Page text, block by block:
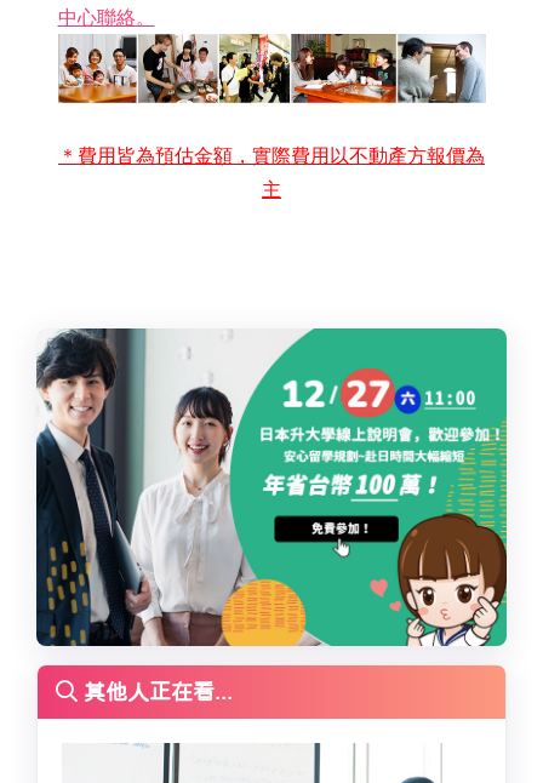
中心聯絡。
＊費用皆為預估金額，實際費用以不動產方報價為
主
其他人正在看...